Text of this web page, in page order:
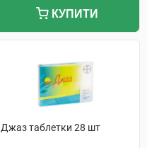
КУПИТИ
Джаз таблетки 28 шт